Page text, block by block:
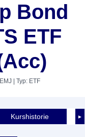
Bond
ETF
| Typ: ETF
►
Kurshistorie